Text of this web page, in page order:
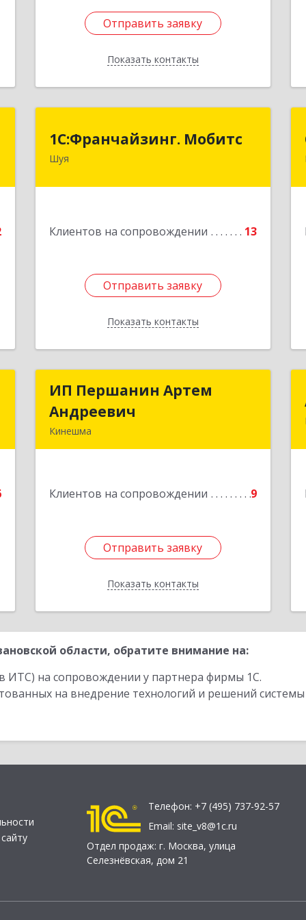
Отправить заявку
Показать контакты
Отправить заявку
Назад
1С:Франчайзинг. Мобитс
Шуя
Клиентов на сопровождении 13
Отправить заявку
Показать контакты
1С:Франчайзинг. Мобитс
Отправить заявку
Назад
ИП Першанин Артем
Андреевич
Кинешма
Клиентов на сопровождении 9
Отправить заявку
Показать контакты
ИП Першанин Артем
Отправить заявку
Назад
области, обратите внимание на:
ИТС) на сопровождении у партнера фирмы 1С.
на внедрение технологий и решений
Телефон: +7 (495) 737-92-57
Email: site_v8@1c.ru
Отдел продаж: г. Москва, улица
Селезнёвская, дом 21